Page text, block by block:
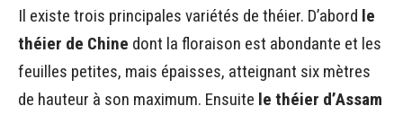
Il existe trois principales variétés de théier. D’abord le
théier de Chine dont la floraison est abondante et les
feuilles petites, mais épaisses, atteignant six mètres
de hauteur à son maximum. Ensuite le théier d’Assam